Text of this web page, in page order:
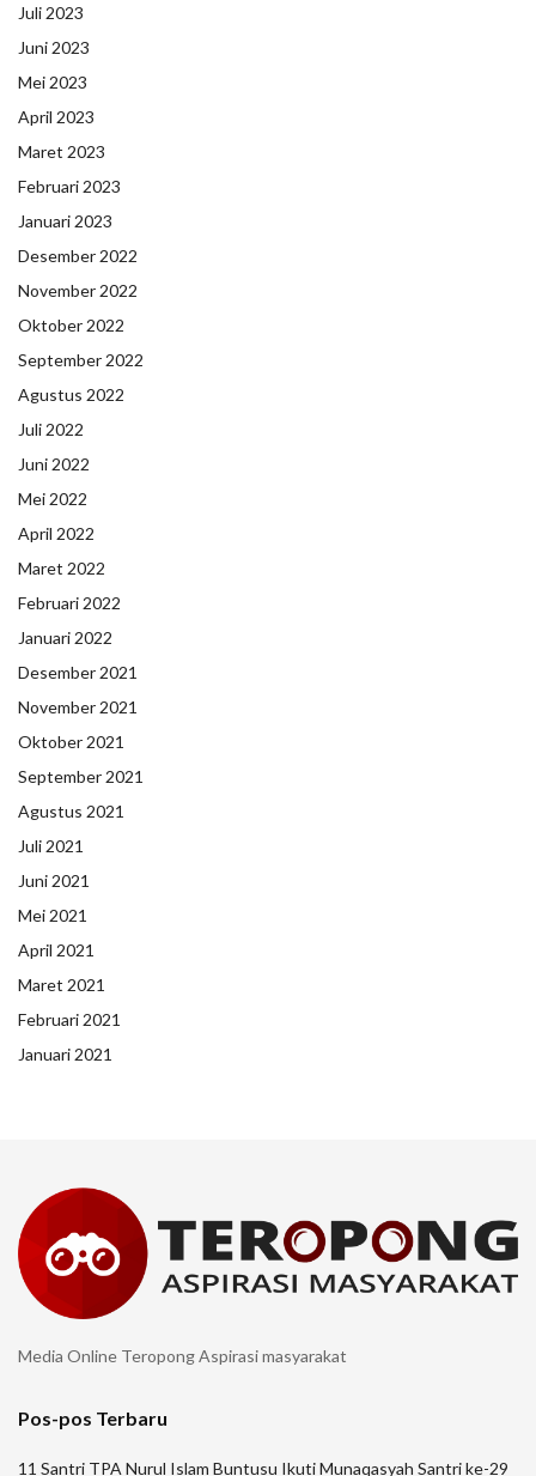
Juli 2023
Juni 2023
Mei 2023
April 2023
Maret 2023
Februari 2023
Januari 2023
Desember 2022
November 2022
Oktober 2022
September 2022
Agustus 2022
Juli 2022
Juni 2022
Mei 2022
April 2022
Maret 2022
Februari 2022
Januari 2022
Desember 2021
November 2021
Oktober 2021
September 2021
Agustus 2021
Juli 2021
Juni 2021
Mei 2021
April 2021
Maret 2021
Februari 2021
Januari 2021
Media Online Teropong Aspirasi masyarakat
Pos-pos Terbaru
11 Santri TPA Nurul Islam Buntusu Ikuti Munaqasyah Santri ke-29